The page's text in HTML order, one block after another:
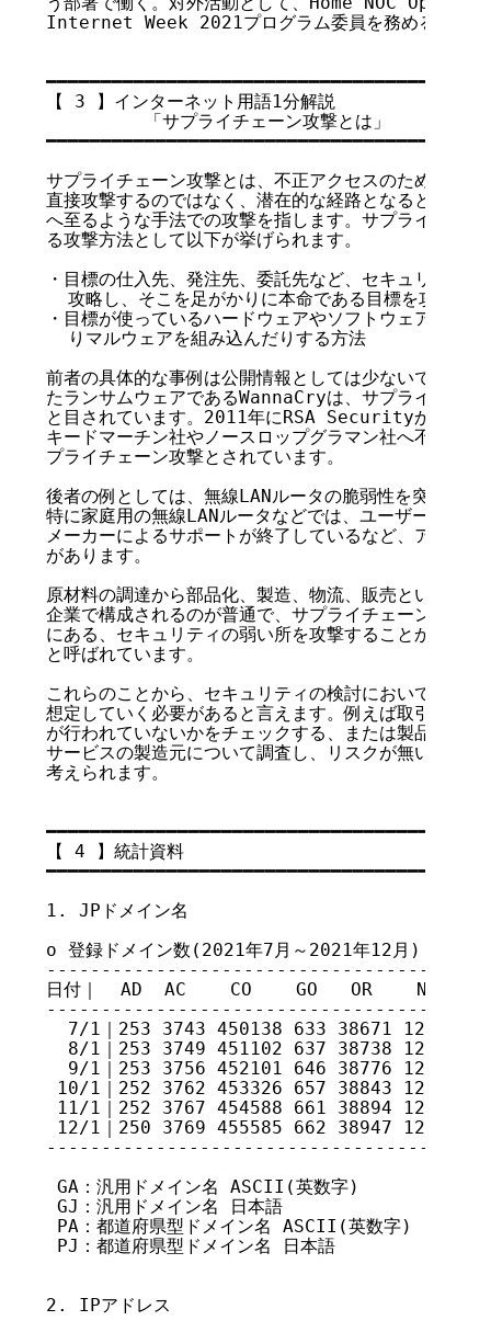
Internet Week 2021プログラム委員を務める。趣味
━━━━━━━━━━━━━━━━━━━━━━━━━━━━━━━━━━━
【 3 】インターネット用語1分解説
         「サプライチェーン攻撃とは」
━━━━━━━━━━━━━━━━━━━━━━━━━━━━━━━━━━━
サプライチェーン攻撃とは、不正アクセスのために目
直接攻撃するのではなく、潜在的な経路となるところ
へ至るような手法での攻撃を指します。サプライチェ
る攻撃方法として以下が挙げられます。
・目標の仕入先、発注先、委託先など、セキュリティ
攻略し、そこを足がかりに本命である目標を攻撃す
・目標が使っているハードウェアやソフトウェアに、
  りマルウェアを組み込んだりする方法
前者の具体的な事例は公開情報としては少ないですが
たランサムウェアであるWannaCryは、サプライチェー
と目されています。2011年にRSA Securityから
キードマーチン社やノースロップグラマン社へ不正ア
プライチェーン攻撃とされています。
後者の例としては、無線LANルータの脆弱性を突く攻撃
特に家庭用の無線LANルータなどでは、ユーザーに知識
メーカーによるサポートが終了しているなど、アップ
があります。
原材料の調達から部品化、製造、物流、販売といった
企業で構成されるのが普通で、サプライチェーンと呼
にある、セキュリティの弱い所を攻撃することから「
と呼ばれています。
これらのことから、セキュリティの検討において、サ
想定していく必要があると言えます。例えば取引先企
が行われていないかをチェックする、または製品化の
サービスの製造元について調査し、リスクが無いかを
考えられます。
━━━━━━━━━━━━━━━━━━━━━━━━━━━━━━━━━━━
【 4 】統計資料
━━━━━━━━━━━━━━━━━━━━━━━━━━━━━━━━━━━
1. JPドメイン名
o 登録ドメイン数(2021年7月～2021年12月)
日付｜  AD  AC    CO    GO   OR    NE
7/1｜253 3743 450138 633 38671 12804
8/1｜253 3749 451102 637 38738 12784
9/1｜253 3756 452101 646 38776 12776
10/1｜252 3762 453326 657 38843 12760
11/1｜252 3767 454588 661 38894 12779
12/1｜250 3769 455585 662 38947 12760
GA：汎用ドメイン名 ASCII(英数字)
GJ：汎用ドメイン名 日本語
PA：都道府県型ドメイン名 ASCII(英数字)
PJ：都道府県型ドメイン名 日本語
2. IPアドレス